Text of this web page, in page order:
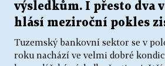
výsledkům. I přesto dva
hlásí meziroční pokles
Tuzemský bankovní sektor se v
roku nachází ve velmi dobré